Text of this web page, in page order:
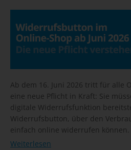
Ab dem 16. Juni 2026 tritt für alle
eine neue Pflicht in Kraft: Sie
digitale Widerrufsfunktion
Widerrufsbutton, über den
einfach online widerrufen können.
Weiterlesen